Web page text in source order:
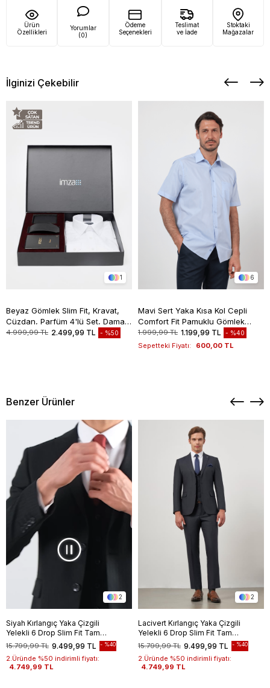
Ürün
Özellikleri
Yorumlar
(0)
Ödeme
Seçenekleri
Teslimat
ve İade
Stoktaki
Mağazalar
İlginizi Çekebilir
1
Beyaz Gömlek Slim Fit, Kravat,
Cüzdan, Parfüm 4'lü Set, Damat
Bohçası, Hediye Seti, Düğün Set
4.999,99 TL 2.499,99 TL %50
6
Mavi Sert Yaka Kısa Kol Cepli
Comfort Fit Pamuklu Gömlek
1004260258
1.999,99 TL 1.199,99 TL %40
Sepetteki Fiyatı: 600,00 TL
Benzer Ürünler
2
Siyah Kırlangıç Yaka Çizgili
Yelekli 6 Drop Slim Fit Tam
Astar Yünlü Takım Elbise
1001245154
9.499,99 TL
15.799,99 TL %40
2.Üründe %50 indirimli fiyatı:
4.749,99 TL
2
Lacivert Kırlangıç Yaka Çizgili
Yelekli 6 Drop Slim Fit Tam
Astar Yünlü Takım Elbise
1001245154
9.499,99 TL
15.799,99 TL %40
2.Üründe %50 indirimli fiyatı:
4.749,99 TL